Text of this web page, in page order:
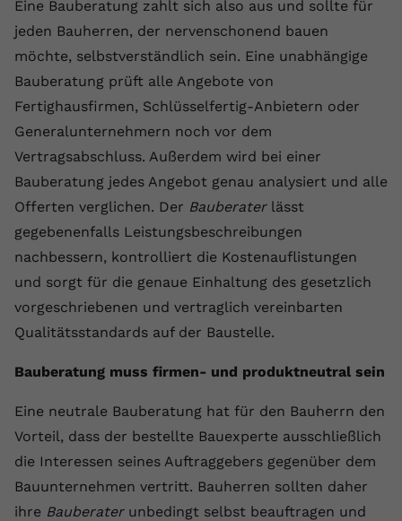
Eine Bauberatung zahlt sich also aus und sollte für
jeden Bauherren, der nervenschonend bauen
möchte, selbstverständlich sein. Eine unabhängige
Bauberatung prüft alle Angebote von
Fertighausfirmen, Schlüsselfertig-Anbietern oder
Generalunternehmern noch vor dem
Vertragsabschluss. Außerdem wird bei einer
Bauberatung jedes Angebot genau analysiert und alle
Offerten verglichen. Der Bauberaterlässt
gegebenenfalls Leistungsbeschreibungen
nachbessern, kontrolliert die Kostenauflistungen
und sorgt für die genaue Einhaltung des gesetzlich
vorgeschriebenen und vertraglich vereinbarten
Qualitätsstandards auf der Baustelle.
Bauberatung muss firmen- und produktneutral sein
Eine neutrale Bauberatung hat für den Bauherrn den
Vorteil, dass der bestellte Bauexperte ausschließlich
die Interessen seines Auftraggebers gegenüber dem
Bauunternehmen vertritt. Bauherren sollten daher
ihre Bauberaterunbedingt selbst beauftragen und